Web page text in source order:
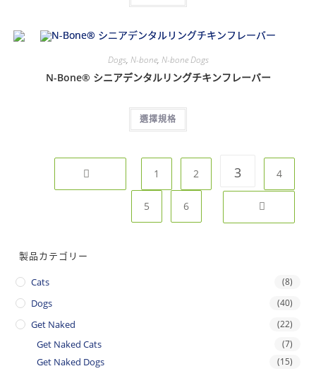
Dogs, N-bone, N-bone Dogs
N-Bone® シニアデンタルリングチキンフレーバー
選擇規格
1 2 3 4
5 6
製品カテゴリー
Cats (8)
Dogs (40)
Get Naked (22)
Get Naked Cats (7)
Get Naked Dogs (15)